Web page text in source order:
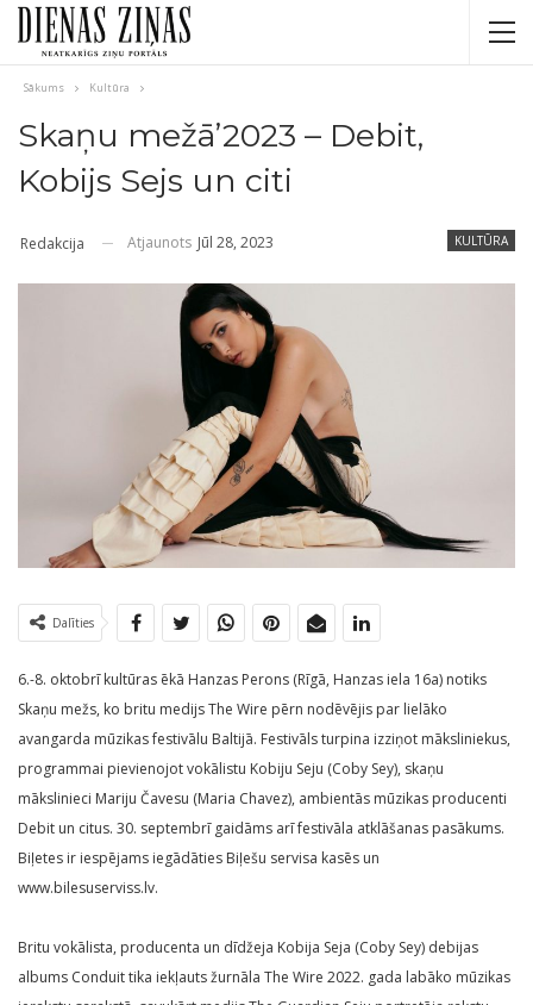
Sākums Kultūra
Skaņu mežā’2023 – Debit,
Kobijs Sejs un citi
KULTŪRA
Redakcija Atjaunots Jūl 28, 2023
Dalīties
6.-8. oktobrī kultūras ēkā Hanzas Perons (Rīgā, Hanzas iela 16a) notiks
Skaņu mežs, ko britu medijs The Wire pērn nodēvējis par lielāko
avangarda mūzikas festivālu Baltijā. Festivāls turpina izziņot māksliniekus,
programmai pievienojot vokālistu Kobiju Seju (Coby Sey), skaņu
mākslinieci Mariju Čavesu (Maria Chavez), ambientās mūzikas producenti
Debit un citus. 30. septembrī gaidāms arī festivāla atklāšanas pasākums.
Biļetes ir iespējams iegādāties Biļešu servisa kasēs un
www.bilesuserviss.lv.
Britu vokālista, producenta un dīdžeja Kobija Seja (Coby Sey) debijas
albums Conduit tika iekļauts žurnāla The Wire 2022. gada labāko mūzikas